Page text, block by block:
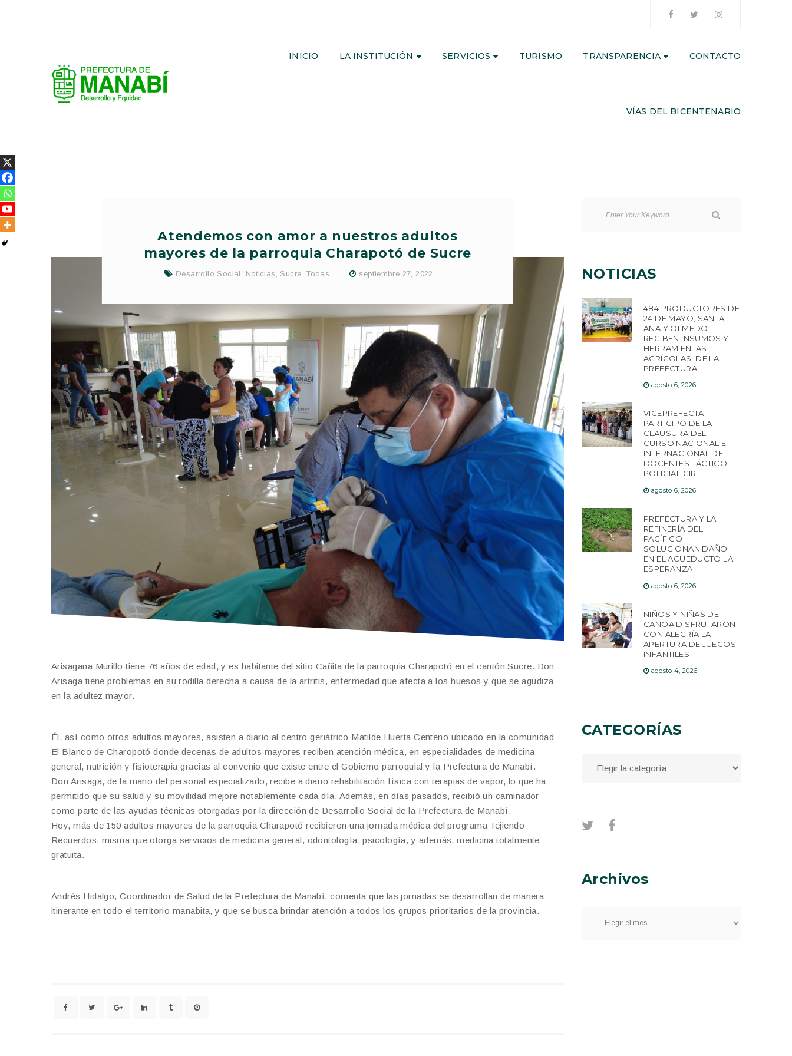
INICIO LA INSTITUCIÓN SERVICIOS TURISMO TRANSPARENCIA CONTACTO
VÍAS DEL BICENTENARIO
Atendemos con amor a nuestros adultos
mayores de la parroquia Charapotó de Sucre
Desarrollo Social , Noticias ,Sucre, Todas septiembre 27, 2022
Arisagana Murillo tiene 76 años de edad, y es habitante del sitio Cañita de la parroquia Charapotó en el cantón Sucre. Don
Arisaga tiene problemas en su rodilla derecha a causa de la artritis, enfermedad que afecta a los huesos y que se agudiza
en la adultez mayor.
Él, así como otros adultos mayores, asisten a diario al centro geriátrico Matilde Huerta Centeno ubicado en la comunidad
El Blanco de Charopotó donde decenas de adultos mayores reciben atención médica, en especialidades de medicina
general, nutrición y fisioterapia gracias al convenio que existe entre el Gobierno parroquial y la Prefectura de Manabí.
Don Arisaga, de la mano del personal especializado, recibe a diario rehabilitación física con terapias de vapor, lo que ha
permitido que su salud y su movilidad mejore notablemente cada día. Además, en días pasados, recibió un caminador
como parte de las ayudas técnicas otorgadas por la dirección de Desarrollo Social de la Prefectura de Manabí.
Hoy, más de 150 adultos mayores de la parroquia Charapotó recibieron una jornada médica del programa Tejiendo
Recuerdos, misma que otorga servicios de medicina general, odontología, psicología, y además, medicina totalmente
gratuita.
Andrés Hidalgo, Coordinador de Salud de la Prefectura de Manabí, comenta que las jornadas se desarrollan de manera
itinerante en todo el territorio manabita, y que se busca brindar atención a todos los grupos prioritarios de la provincia.
NOTICIAS
484 PRODUCTORES DE
24 DE MAYO, SANTA
ANA Y OLMEDO
RECIBEN INSUMOS Y
HERRAMIENTAS
AGRÍCOLAS DE LA
PREFECTURA
agosto 6, 2026
VICEPREFECTA
PARTICIPÓ DE LA
CLAUSURA DEL I
CURSO NACIONAL E
INTERNACIONAL DE
DOCENTES TÁCTICO
POLICIAL GIR
agosto 6, 2026
PREFECTURA Y LA
REFINERÍA DEL
PACÍFICO
SOLUCIONAN DAÑO
EN EL ACUEDUCTO LA
ESPERANZA
agosto 6, 2026
NIÑOS Y NIÑAS DE
CANOA DISFRUTARON
CON ALEGRÍA LA
APERTURA DE JUEGOS
INFANTILES
agosto 4, 2026
CATEGORÍAS
Archivos